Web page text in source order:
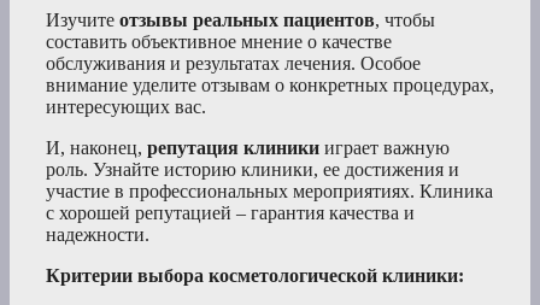
Изучите отзывы реальных пациентов, чтобы
составить объективное мнение о качестве
обслуживания и результатах лечения. Особое
внимание уделите отзывам о конкретных процедурах,
интересующих вас.
И, наконец, репутация клиники играет важную
роль. Узнайте историю клиники, ее достижения и
участие в профессиональных мероприятиях. Клиника
с хорошей репутацией – гарантия качества и
надежности.
Критерии выбора косметологической клиники: